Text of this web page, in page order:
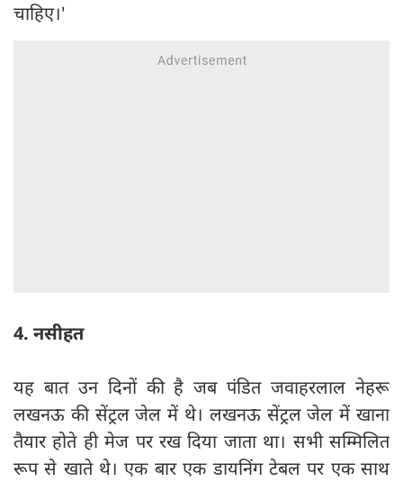
चाहिए।'
4. नसीहत
यह बात उन दिनों की है जब पंडित जवाहरलाल नेहरू
लखनऊ की सेंट्रल जेल में थे। लखनऊ सेंट्रल जेल में खाना
तैयार होते ही मेज पर रख दिया जाता था। सभी सम्मिलित
रूप से खाते थे। एक बार एक डायनिंग टेबल पर एक साथ